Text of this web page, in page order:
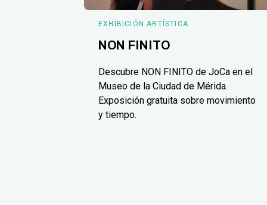
EXHIBICIÓN ARTÍSTICA
NON FINITO
Descubre NON FINITO de JoCa en el
Museo de la Ciudad de Mérida.
Exposición gratuita sobre movimiento
y tiempo.